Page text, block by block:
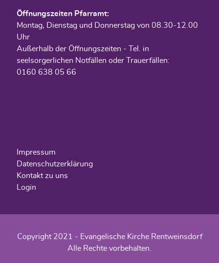
Öffnungszeiten Pfarramt:
Montag, Dienstag und Donnerstag von 08.30-12.00
Uhr
Außerhalb der Öffnungszeiten - Tel. in
seelsorgerlichen Notfällen oder Trauerfällen:
0160 638 05 66
Impressum
Datenschutzerklärung
Kontakt zu uns
Login
Copyright 2021 - Evangelische Kirche Rentweinsdorf
Alle Rechte vorbehalten.